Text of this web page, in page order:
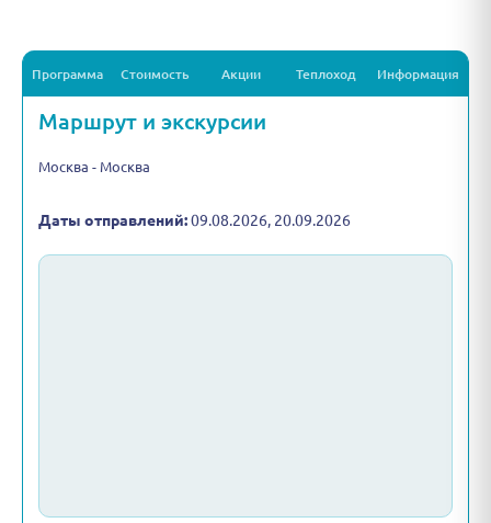
Программа Стоимость Акции Теплоход Информация
Маршрут и экскурсии
Москва - Москва
Даты отправлений:09.08.2026, 20.09.2026